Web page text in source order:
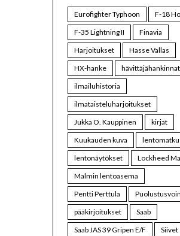
Eurofighter Typhoon
F-18
F-35 Lightning II
Finavia
Harjoitukset
Hasse Vallas
HX-hanke
hävittäjähankinnat
ilmailuhistoria
ilmataisteluharjoitukset
Jukka O. Kauppinen
kirjat
Kuukauden kuva
lentonäytökset
Lockheed
Malmin lentoasema
Pentti Perttula
pääkirjoitukset
Saab
Saab JAS 39 Gripen E/F
Siivet